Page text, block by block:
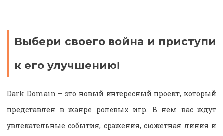
Выбери своего война и приступи
к его улучшению!
Dark Domain – это новый интересный проект, который
представлен в жанре ролевых игр. В нем вас ждут
увлекательные события, сражения, сюжетная линия и